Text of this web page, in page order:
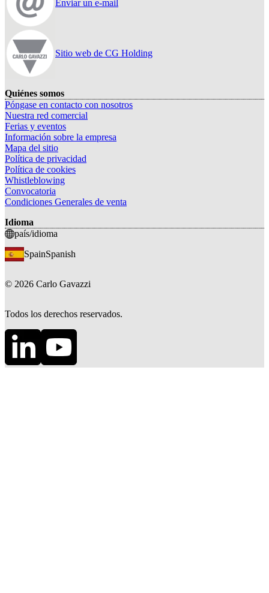
Enviar un e-mail
Sitio web de CG Holding
Quiénes somos
Póngase en contacto con nosotros
Nuestra red comercial
Ferias y eventos
Información sobre la empresa
Mapa del sitio
Política de privacidad
Política de cookies
Whistleblowing
Convocatoria
Condiciones Generales de venta
Idioma
país/idioma
SpainSpanish
© 2026 Carlo Gavazzi
Todos los derechos reservados.